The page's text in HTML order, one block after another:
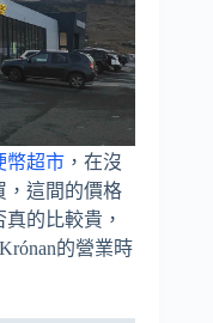
幣超市 ，在沒
，這間的價格
的比較貴，
的營業時